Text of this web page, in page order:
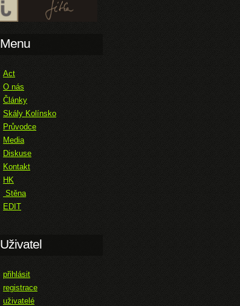
Menu
Act
O nás
Články
Skály Kolínsko
Průvodce
Media
Diskuse
Kontakt
HK
Stěna
EDIT
Uživatel
přihlásit
registrace
uživatelé